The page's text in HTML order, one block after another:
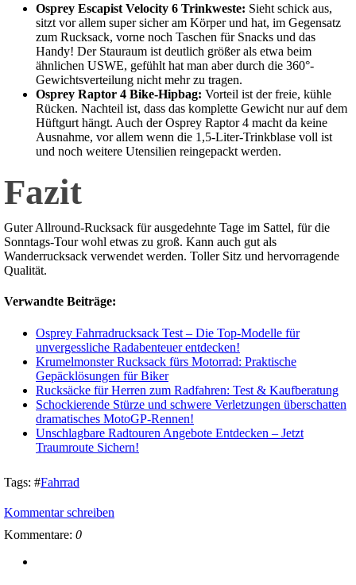
Osprey Escapist Velocity 6 Trinkweste: Sieht schick aus,
sitzt vor allem super sicher am Körper und hat, im Gegensatz
zum Rucksack, vorne noch Taschen für Snacks und das
Handy! Der Stauraum ist deutlich größer als etwa beim
ähnlichen USWE, gefühlt hat man aber durch die 360°-
Gewichtsverteilung nicht mehr zu tragen.
Osprey Raptor 4 Bike-Hipbag: Vorteil ist der freie, kühle
Rücken. Nachteil ist, dass das komplette Gewicht nur auf dem
Hüftgurt hängt. Auch der Osprey Raptor 4 macht da keine
Ausnahme, vor allem wenn die 1,5-Liter-Trinkblase voll ist
und noch weitere Utensilien reingepackt werden.
Fazit
Guter Allround-Rucksack für ausgedehnte Tage im Sattel, für die
Sonntags-Tour wohl etwas zu groß. Kann auch gut als
Wanderrucksack verwendet werden. Toller Sitz und hervorragende
Qualität.
Verwandte Beiträge:
Osprey Fahrradrucksack Test – Die Top-Modelle für
unvergessliche Radabenteuer entdecken!
Krumelmonster Rucksack fürs Motorrad: Praktische
Gepäcklösungen für Biker
Rucksäcke für Herren zum Radfahren: Test & Kaufberatung
Schockierende Stürze und schwere Verletzungen überschatten
dramatisches MotoGP-Rennen!
Unschlagbare Radtouren Angebote Entdecken – Jetzt
Traumroute Sichern!
Tags: #Fahrrad
Kommentar schreiben
Kommentare: 0